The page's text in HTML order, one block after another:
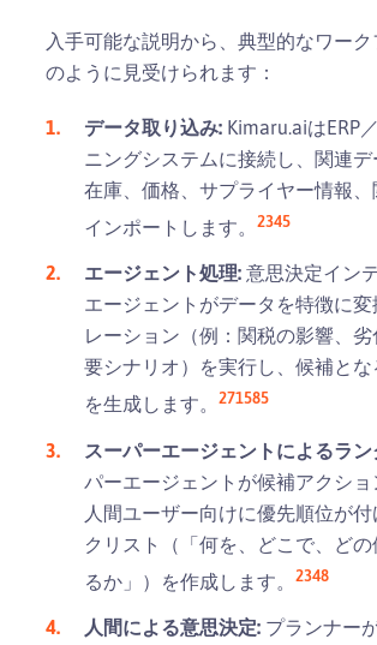
入手可能な説明から、典型的なワー
のように見受けられます：
データ取り込み: Kimaru.aiはERP
ニングシステムに接続し、関連デ
在庫、価格、サプライヤー情報
インポートします。 2345
エージェント処理: 意思決定イン
エージェントがデータを特徴に
レーション（例：関税の影響、
要シナリオ）を実行し、候補と
を生成します。 271585
スーパーエージェントによるラン
パーエージェントが候補アクショ
人間ユーザー向けに優先順位が
クリスト（「何を、どこで、ど
るか」）を作成します。 2348
人間による意思決定: プランナー